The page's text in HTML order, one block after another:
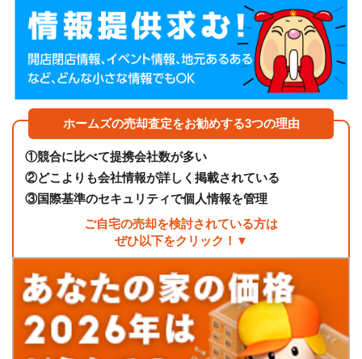
ホームズの売却査定をお勧めする3つの理由
①競合に比べて提携会社数が多い
②どこよりも会社情報が詳しく掲載されている
③国際基準のセキュリティで個人情報を管理
ご自宅の売却を検討されている方は
ぜひ以下をクリック！▼